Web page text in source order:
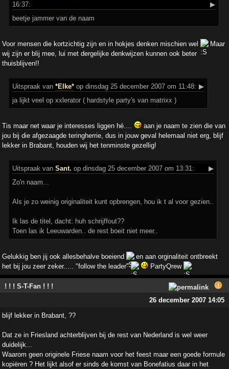
16:37:
▶
beetje jammer van de naam
Voor mensen die kortzichtig zijn en in hokjes denken mischien wel
Maar
wij zijn er blij mee, lui met dergelijke denkwijzen kunnen ook beter
thuisblijven!!
Uitspraak van*Elke* op dinsdag 25 december 2007 om 11:48: ▶
ja lijkt veel op xxlerator ( hardstyle party's van matrixx )
Tis maar net waar je interesses liggen hé....
aan je naam te zien die van
jou bij die afgezaagde teringherrie, dus in jouw geval helemaal niet erg, blijf
lekker in Brabant, houden wij het tenminste gezellig!
Uitspraak vanSant. op dinsdag 25 december 2007 om 13:31:
▶
Zo'n naam...
Als je zo weinig originaliteit kunt opbrengen, hou ik t al voor gezien..
Ik las de titel, dacht: huh schrijffout??
Toen las ik Leeuwarden.. de rest boeit niet meer..
Gelukkig ben jij ook allesbehalve boeiend
en aan orginaliteit ontbreekt
het bij jou zeer zeker..... "follow the leader"
PartyQrew
! ! ! S-T-Fan ! ! !
26 december 2007 14:05
blijf lekker in Brabant, ??
Dat ze in Friesland achterblijven bij de rest van Nederland is wel weer
duidelijk...
Waarom geen originele Friese naam voor het feest maar een goede formule
kopiëren ? Het lijkt alsof er sinds de komst van Bonefatius daar in het